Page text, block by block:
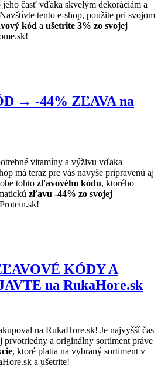
jeho časť vďaka skvelým dekoráciám a
tento e-shop, použite pri svojom
kód a ušetrite 3% zo svojej
→ -44% ZĽAVA na
vitamíny a výživu vďaka
má teraz pre vás navyše pripravenú aj
tohto zľavového kódu, ktorého
zľavu -44% zo svojej
KÓDY A
na RukaHore.sk
na RukaHore.sk! Je najvyšší čas –
prvotriedny a originálny sortiment práve
, ktoré platia na vybraný sortiment v
a ušetrite!